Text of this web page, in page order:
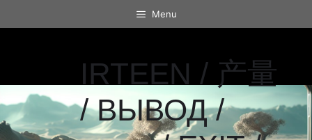
al
Menu
IRTEEN / 产量
/ ВЫВОД /